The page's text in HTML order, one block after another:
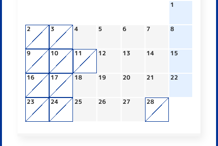
1
2 3 4 5 6 7 8
9 10 11 12 13 14 15
16 17 18 19 20 21 22
23 24 25 26 27 28